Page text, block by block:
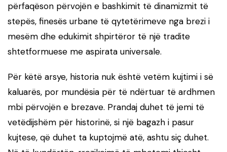
përfaqëson përvojën e bashkimit të dinamizmit të
stepës, finesës urbane të qytetërimeve nga brezi i
mesëm dhe edukimit shpirtëror të një tradite
shtetformuese me aspirata universale.
Për këtë arsye, historia nuk është vetëm kujtimi i së
kaluarës, por mundësia për të ndërtuar të ardhmen
mbi përvojën e brezave. Prandaj duhet të jemi të
vetëdijshëm për historinë, si një bagazh i pasur
kujtese, që duhet ta kuptojmë atë, ashtu siç duhet.